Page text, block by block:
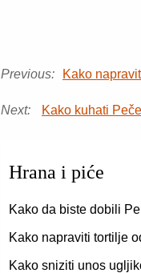
Previous: Kako
Next: Kako kuhati
Hrana i piće
Kako da biste dobili
Kako napraviti tortilje
Kako sniziti unos